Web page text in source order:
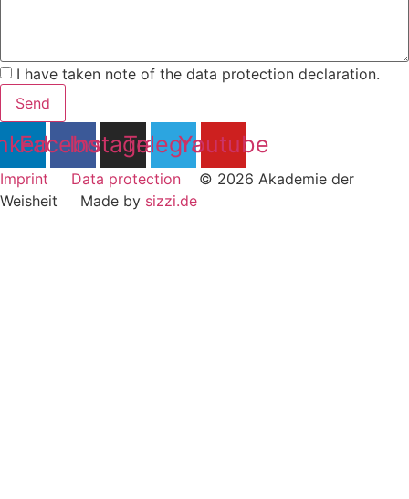
I have taken note of the data protection declaration.
Send
Facebook
Instagram
TelegramYoutube
Imprint Data protection © 2026 Akademie der
Weisheit Made by sizzi.de